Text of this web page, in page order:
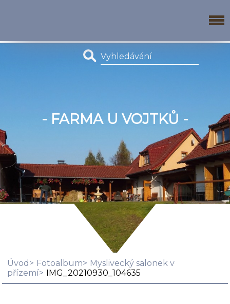
- FARMA U VOJTKŮ -
Úvod Fotoalbum
Myslivecký salonek v
přízemí
IMG_20210930_104635